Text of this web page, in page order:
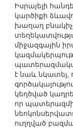
Իսրայելի
կարծիքի
խաղաղ
միջազգային
է նաև
կեղծված
որ
ուղղված